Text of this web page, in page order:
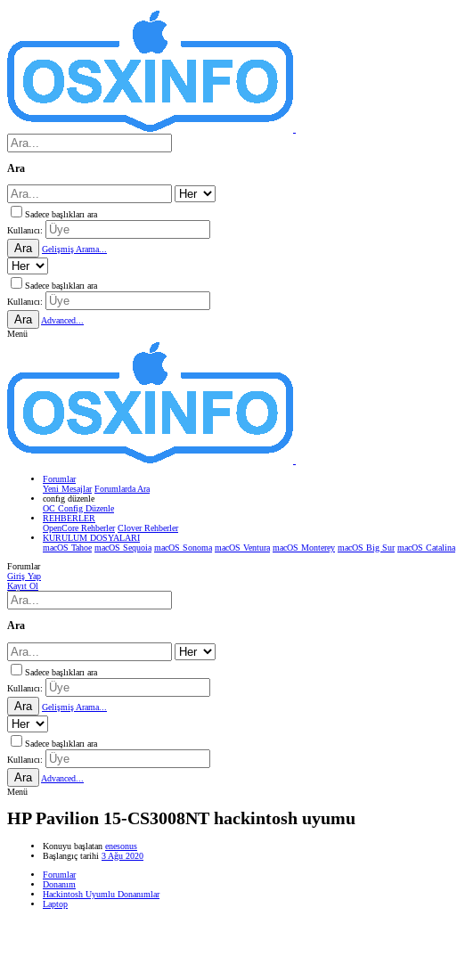
Ara
Sadece başlıkları ara
Kullanıcı:
Ara Gelişmiş Arama...
Sadece başlıkları ara
Kullanıcı:
Ara
Advanced...
Menü
Forumlar
Yeni Mesajlar Forumlarda Ara
confıg düzenle
OC Config Düzenle
REHBERLER
OpenCore Rehberler Clover Rehberler
KURULUM DOSYALARI
macOS Tahoe macOS Sequoia macOS Sonoma macOS Ventura macOS Monterey macOS Big Sur macOS Catalina
Forumlar
Giriş Yap
Kayıt Ol
Ara
Sadece başlıkları ara
Kullanıcı:
Ara Gelişmiş Arama...
Sadece başlıkları ara
Kullanıcı:
Ara
Advanced...
Menü
HP Pavilion 15-CS3008NT hackintosh uyumu
Konuyu başlatan enesonus
Başlangıç tarihi 3 Ağu 2020
Forumlar
Donanım
Hackintosh Uyumlu Donanımlar
Laptop